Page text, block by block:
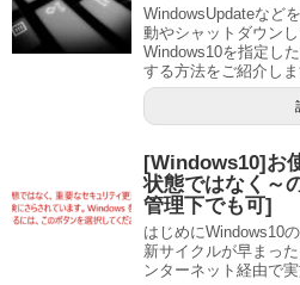
WindowsUpdateなど
動やシャットダウン
Windows10を指定し
する方法をご紹介しま
[Windows10]お
状態ではなく～
管理下でも可]
はじめにWindows10
新サイクルが早まっ
ンターネット経由で実